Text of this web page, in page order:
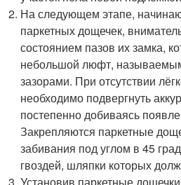
На следующем этапе,
паркетных дощечек,
состоянием пазов их замка,
небольшой люфт,
зазорами. При отсутствии
необходимо подвергнуть
постепенно добиваясь
Закрепляются паркетные
забивания под углом в 45
гвоздей, шляпки которых